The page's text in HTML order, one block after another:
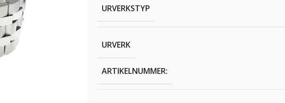
URVERKSTYP
URVERK
ARTIKELNUMMER: